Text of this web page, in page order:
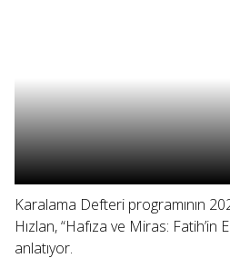
Karalama Defteri programının
Hızlan, “Hafıza ve Miras: Fatih’in
anlatıyor.